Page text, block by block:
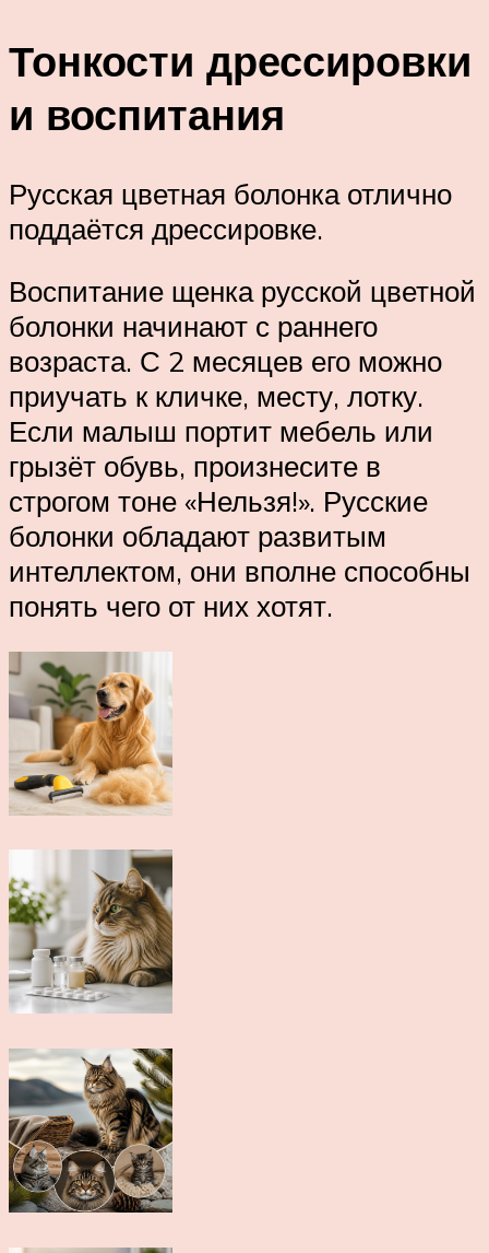
Тонкости дрессировки
и воспитания
Русская цветная болонка отлично
поддаётся дрессировке.
Воспитание щенка русской цветной
болонки начинают с раннего
возраста. С 2 месяцев его можно
приучать к кличке, месту, лотку.
Если малыш портит мебель или
грызёт обувь, произнесите в
строгом тоне «Нельзя!». Русские
болонки обладают развитым
интеллектом, они вполне способны
понять чего от них хотят.